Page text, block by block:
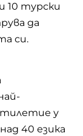
10 турски
да
си.
у
40 езика